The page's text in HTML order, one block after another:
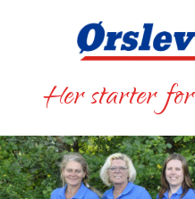
Her starter